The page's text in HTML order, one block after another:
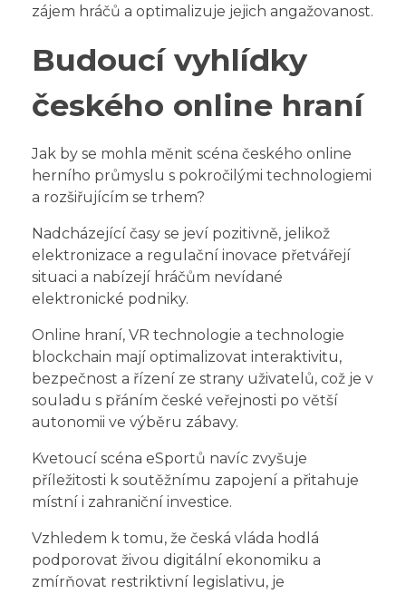
zájem hráčů a optimalizuje jejich angažovanost.
Budoucí vyhlídky
českého online hraní
Jak by se mohla měnit scéna českého online
herního průmyslu s pokročilými technologiemi
a rozšiřujícím se trhem?
Nadcházející časy se jeví pozitivně, jelikož
elektronizace a regulační inovace přetvářejí
situaci a nabízejí hráčům nevídané
elektronické podniky.
Online hraní, VR technologie a technologie
blockchain mají optimalizovat interaktivitu,
bezpečnost a řízení ze strany uživatelů, což je v
souladu s přáním české veřejnosti po větší
autonomii ve výběru zábavy.
Kvetoucí scéna eSportů navíc zvyšuje
příležitosti k soutěžnímu zapojení a přitahuje
místní i zahraniční investice.
Vzhledem k tomu, že česká vláda hodlá
podporovat živou digitální ekonomiku a
zmírňovat restriktivní legislativu, je